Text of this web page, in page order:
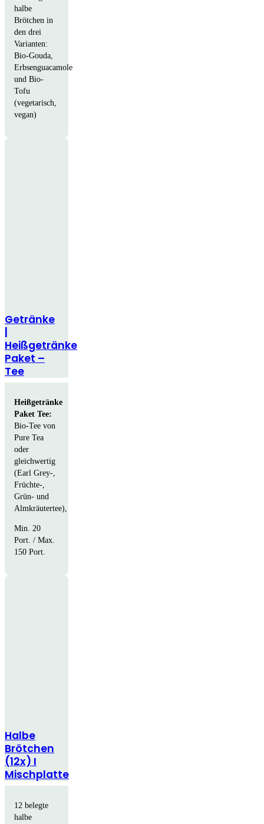
halbe
Brötchen in
den drei
Varianten:
Bio-Gouda,
Erbsenguacamole
und Bio-
Tofu
(vegetarisch,
vegan)
Getränke
Heißgetränke
Paket –
Tee
Heißgetränke
Paket Tee:
Bio-Tee von
Pure Tea
oder
gleichwertig
(Earl Grey-,
Früchte-,
Grün- und
Almkräutertee),
Min. 20
Port. / Max.
150 Port.
Halbe
Brötchen
(12x) I
Mischplatte
12 belegte
halbe